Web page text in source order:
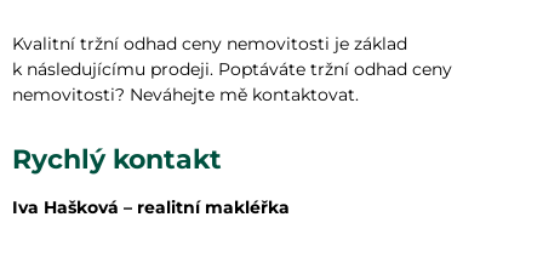
Kvalitní tržní odhad ceny nemovitosti je základ
k následujícímu prodeji. Poptáváte tržní odhad ceny
nemovitosti? Neváhejte mě kontaktovat.
Rychlý kontakt
Iva Hašková – realitní makléřka